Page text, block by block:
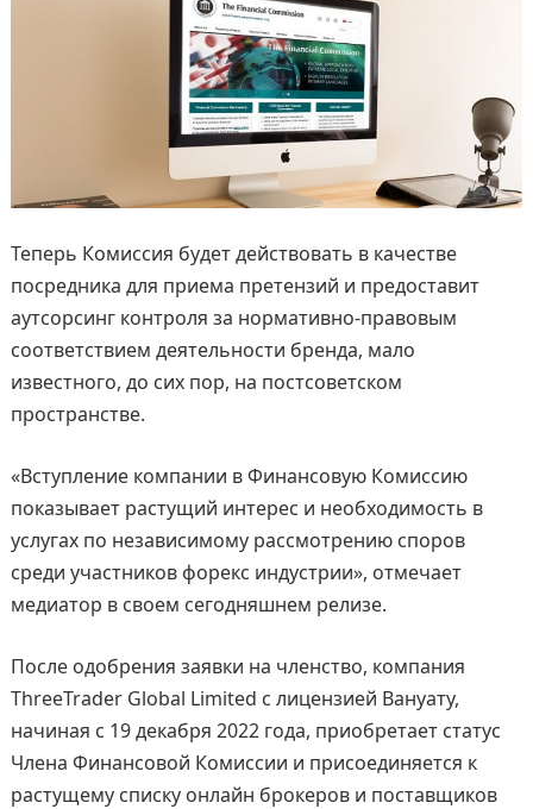
Теперь Комиссия будет действовать в качестве
посредника для приема претензий и предоставит
аутсорсинг контроля за нормативно-правовым
соответствием деятельности бренда, мало
известного, до сих пор, на постсоветском
пространстве.
«Вступление компании в Финансовую Комиссию
показывает растущий интерес и необходимость в
услугах по независимому рассмотрению споров
среди участников форекс индустрии», отмечает
медиатор в своем сегодняшнем релизе.
После одобрения заявки на членство, компания
ThreeTrader Global Limited с лицензией Вануату,
начиная с 19 декабря 2022 года, приобретает статус
Члена Финансовой Комиссии и присоединяется к
растущему списку онлайн брокеров и поставщиков